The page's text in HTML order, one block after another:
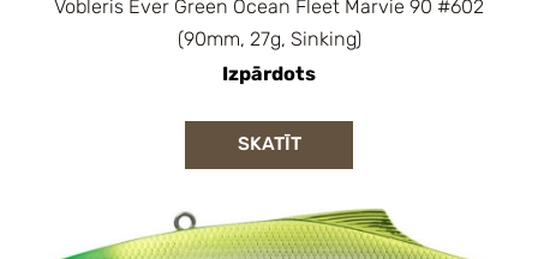
Vobleris Ever Green Ocean Fleet Marvie 90 #602
(90mm, 27g, Sinking)
Izpārdots
SKATĪT